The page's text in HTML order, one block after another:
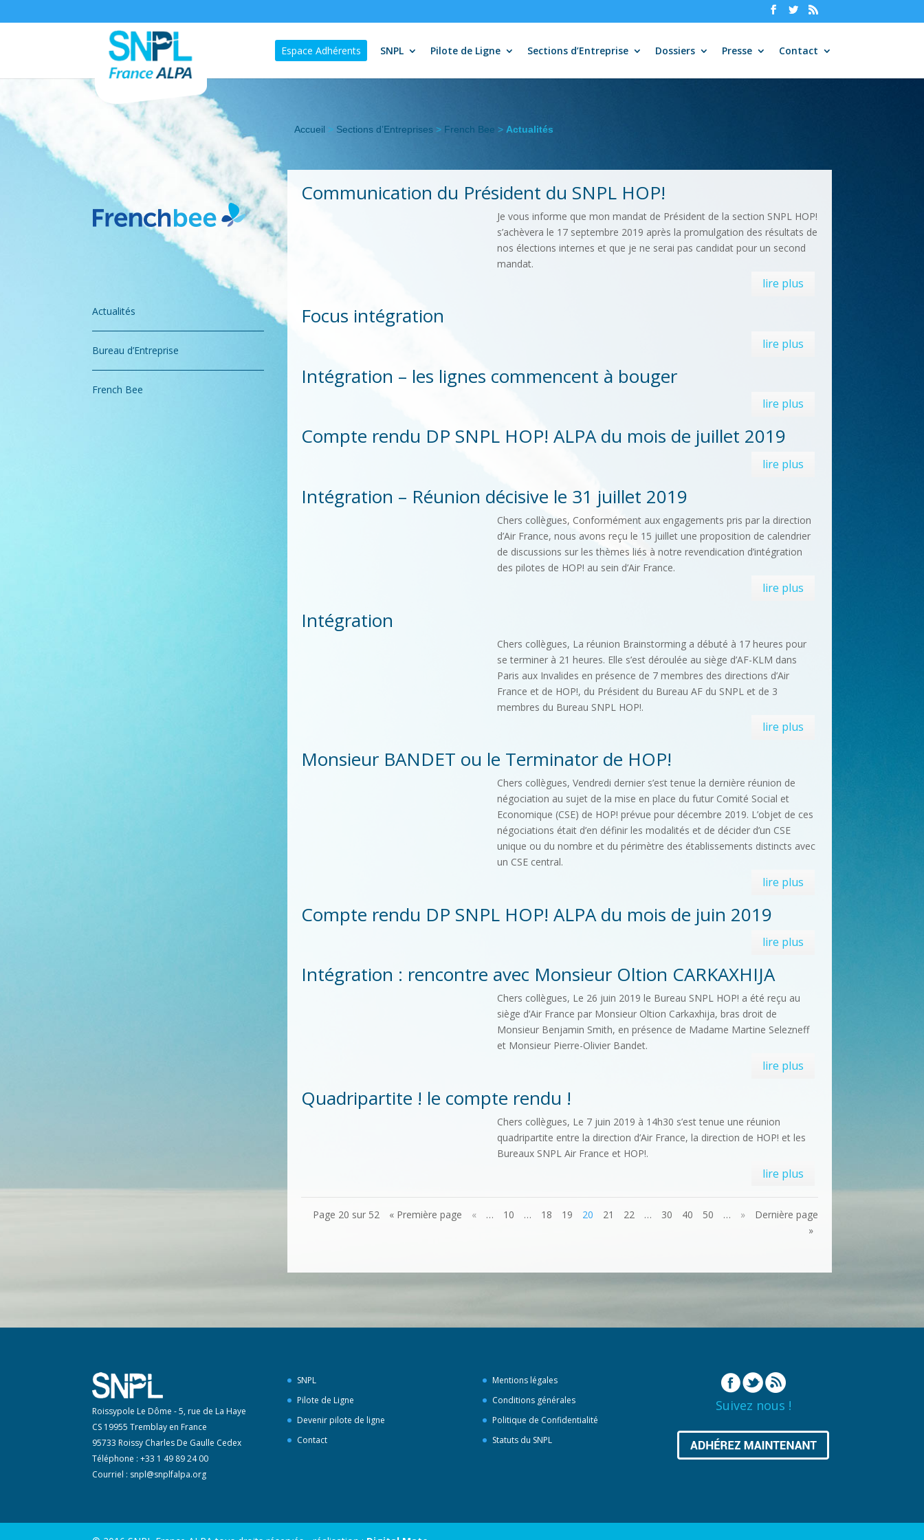
Espace Adhérents SNPL Pilote de Ligne Sections d’Entreprise Dossiers Presse Contact
Accueil > Sections d’Entreprises > French Bee > Actualités
Actualités
Bureau d’Entreprise
French Bee
Communication du Président du SNPL HOP!
Je vous informe que mon mandat de Président de la section SNPL HOP!
s’achèvera le 17 septembre 2019 après la promulgation des résultats de
nos élections internes et que je ne serai pas candidat pour un second
mandat.
lire plus
Focus intégration
lire plus
Intégration – les lignes commencent à bouger
lire plus
Compte rendu DP SNPL HOP! ALPA du mois de juillet 2019
lire plus
Intégration – Réunion décisive le 31 juillet 2019
Chers collègues, Conformément aux engagements pris par la direction
d’Air France, nous avons reçu le 15 juillet une proposition de calendrier
de discussions sur les thèmes liés à notre revendication d’intégration
des pilotes de HOP! au sein d’Air France.
lire plus
Intégration
Chers collègues, La réunion Brainstorming a débuté à 17 heures pour
se terminer à 21 heures. Elle s’est déroulée au siège d’AF-KLM dans
Paris aux Invalides en présence de 7 membres des directions d’Air
France et de HOP!, du Président du Bureau AF du SNPL et de 3
membres du Bureau SNPL HOP!.
lire plus
Monsieur BANDET ou le Terminator de HOP!
Chers collègues, Vendredi dernier s’est tenue la dernière réunion de
négociation au sujet de la mise en place du futur Comité Social et
Economique (CSE) de HOP! prévue pour décembre 2019. L’objet de ces
négociations était d’en définir les modalités et de décider d’un CSE
unique ou du nombre et du périmètre des établissements distincts avec
un CSE central.
lire plus
Compte rendu DP SNPL HOP! ALPA du mois de juin 2019
lire plus
Intégration : rencontre avec Monsieur Oltion CARKAXHIJA
Chers collègues, Le 26 juin 2019 le Bureau SNPL HOP! a été reçu au
siège d’Air France par Monsieur Oltion Carkaxhija, bras droit de
Monsieur Benjamin Smith, en présence de Madame Martine Selezneff
et Monsieur Pierre-Olivier Bandet.
lire plus
Quadripartite ! le compte rendu !
Chers collègues, Le 7 juin 2019 à 14h30 s’est tenue une réunion
quadripartite entre la direction d’Air France, la direction de HOP! et les
Bureaux SNPL Air France et HOP!.
lire plus
Page 20 sur 52 « Première page « … 10 … 18 19 20 21 22 … 30 40 50 … »
Dernière page
»
Roissypole Le Dôme - 5, rue de La Haye
CS 19955 Tremblay en France
95733 Roissy Charles De Gaulle Cedex
Téléphone : +33 1 49 89 24 00
Courriel : snpl@snplfalpa.org
SNPL
Pilote de Ligne
Devenir pilote de ligne
Contact
Mentions légales
Conditions générales
Politique de Confidentialité
Statuts du SNPL
Suivez nous !